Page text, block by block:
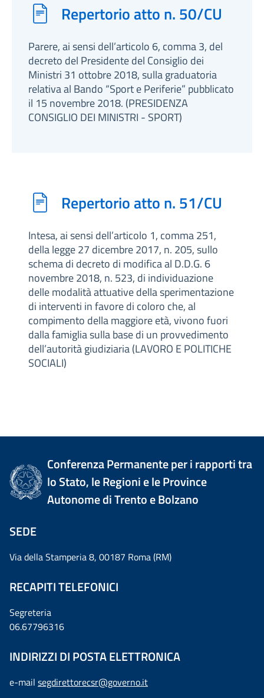
Repertorio atto n. 50/CU
Parere, ai sensi dell’articolo 6, comma 3, del
decreto del Presidente del Consiglio dei
Ministri 31 ottobre 2018, sulla graduatoria
relativa al Bando “Sport e Periferie” pubblicato
il 15 novembre 2018. (PRESIDENZA
CONSIGLIO DEI MINISTRI - SPORT)
Repertorio atto n. 51/CU
Intesa, ai sensi dell’articolo 1, comma 251,
della legge 27 dicembre 2017, n. 205, sullo
schema di decreto di modifica al D.D.G. 6
novembre 2018, n. 523, di individuazione
delle modalità attuative della sperimentazione
di interventi in favore di coloro che, al
compimento della maggiore età, vivono fuori
dalla famiglia sulla base di un provvedimento
dell’autorità giudiziaria (LAVORO E POLITICHE
SOCIALI)
Conferenza Permanente per i rapporti tra
lo Stato, le Regioni e le Province
Autonome di Trento e Bolzano
SEDE
Via della Stamperia 8, 00187 Roma (RM)
RECAPITI TELEFONICI
Segreteria
06.67796316
INDIRIZZI DI POSTA ELETTRONICA
e-mail segdirettorecsr@governo.it